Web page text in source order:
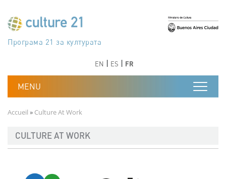
جدول أعمال القرن 21 للثقافة
Програма 21 за културата
Agenda 21 de la cultura
Agjenda 21 për kulturë
Agenda 21 van cultuur
Agenda 21 for culture
Kulturaren Agenda 21
Agenda 21 de la culture
Axenda 21 da cultura
Agenda 21 für Kultur
Agenda 21 della cultura
文化のためのアジェンダ21
دستورکار 21 برای فرهنگ
Agenda 21 dla kultury
Agenda 21 da cultura
Повестка дня 21 для культуры
Agenda 21 za kulturu
Agenda 21 de la cultura
Agenda 21 för kulturen
Kültür için Gündem 21
Порядок денний 21 для культури
EN ES FR
Fil d'Ariane
Accueil Culture At Work
CULTURE AT WORK